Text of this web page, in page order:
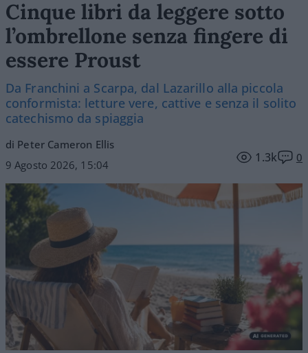
Cinque libri da leggere sotto
l’ombrellone senza fingere di
essere Proust
Da Franchini a Scarpa, dal Lazarillo alla piccola
conformista: letture vere, cattive e senza il solito
catechismo da spiaggia
di Peter Cameron Ellis
9 Agosto 2026, 15:04
1.3k 0